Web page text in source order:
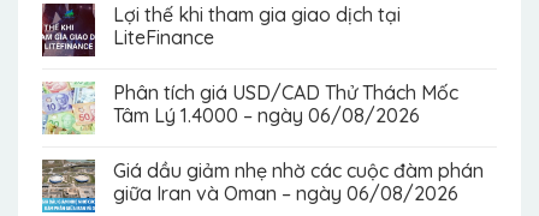
Lợi thế khi tham gia giao dịch tại
LiteFinance
Phân tích giá USD/CAD Thử Thách Mốc
Tâm Lý 1.4000 – ngày 06/08/2026
Giá dầu giảm nhẹ nhờ các cuộc đàm phán
giữa Iran và Oman – ngày 06/08/2026